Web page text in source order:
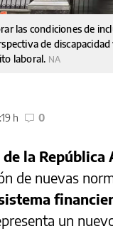
las condiciones de
de
laboral. NA
h 0
la República
de nuevas
un